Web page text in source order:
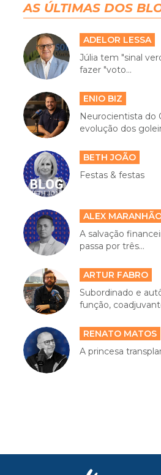
AS ÚLTIMAS DOS
ADELOR LESSA
Júlia tem "sinal
fazer "voto...
ENIO BIZ
Neurocientista do
evolução dos
BETH JOÃO
Festas & festas
ALEX
A salvação
passa por três...
ARTUR FABRO
Subordinado e
função,
RENATO MATOS
A princesa